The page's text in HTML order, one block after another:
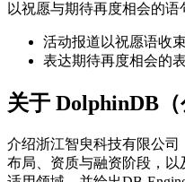
以祝愿与期待再度相会的语
活动报道以祝愿语收束
表达期待再度相会的表
关于 DolphinDB（
介绍浙江智臾科技有限公
布局、资质与融资阶段，